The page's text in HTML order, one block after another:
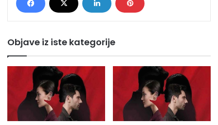
Objave iz iste kategorije